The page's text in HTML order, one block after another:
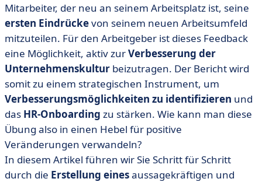
• Warum sollte man einen Überraschungsbericht
verfassen?
• Welches Format sollten Sie für einen
Überraschungsbericht bevorzugen?
• Wie verfasst man einen wirksamen Bericht über das
Erstaunen?
• Vorlage und Raster für einen Erstaunungsbericht:
Beispiel für den Inhalt.
• Wie analysiert man einen Erstaunungsbericht?
• Gewinnendes Feedback: Wenn Erstaunen zum Motor
des Fortschritts wird.
Mitarbeiter, der neu an seinem Arbeitsplatz ist, seine
ersten Eindrückevon seinem neuen Arbeitsumfeld
mitzuteilen. Für den Arbeitgeber ist dieses Feedback
eine Möglichkeit, aktiv zurVerbesserung der
Unternehmenskultur beizutragen. Der Bericht wird
somit zu einem strategischen Instrument, um
Verbesserungsmöglichkeiten zu identifizieren und
das HR-Onboarding zu stärken. Wie kann man diese
Übung also in einen Hebel für positive
Veränderungen verwandeln?
In diesem Artikel führen wir Sie Schritt für Schritt
durch die Erstellung einesaussagekräftigen und